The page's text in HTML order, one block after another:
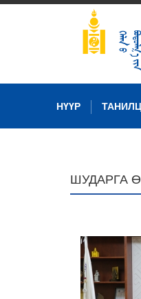
НҮҮР
ШУДАРГА